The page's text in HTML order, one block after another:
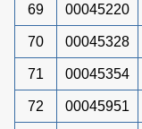
69 00045220
70 00045328
71 00045354
72 00045951